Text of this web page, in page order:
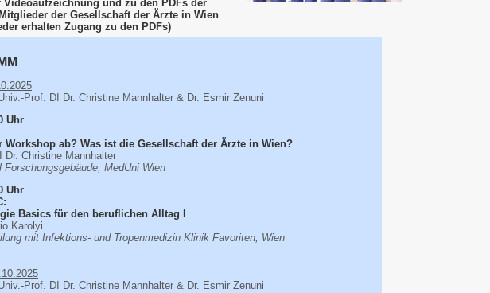
Videoaufzeichnung und zu den PDFs der
der Gesellschaft der Ärzte in Wien
erhalten Zugang zu den PDFs)
Prof. DI Dr. Christine Mannhalter & Dr. Esmir Zenuni
Uhr
Workshop ab? Was ist die Gesellschaft der Ärzte in Wien?
Dr. Christine Mannhalter
Forschungsgebäude, MedUni Wien
Uhr
Basics für den beruflichen Alltag I
Karolyi
mit Infektions- und Tropenmedizin Klinik Favoriten, Wien
Prof. DI Dr. Christine Mannhalter & Dr. Esmir Zenuni